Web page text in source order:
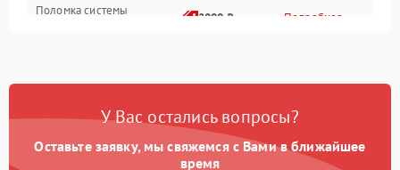
Поломка системы
2000 ₽ Подробнее →
защиты от перегрузок
Неисправность системы
автоматического
отключения
1000 ₽ Подробнее →
У Вас остались вопросы?
Оставьте заявку, мы свяжемся с Вами в ближайшее
время